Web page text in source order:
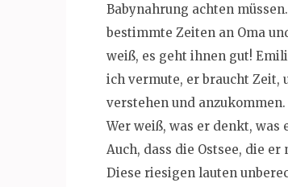
Babynahrung achten
bestimmte Zeiten an Oma
weiß, es geht ihnen gut!
ich vermute, er braucht Zeit,
verstehen und anzukommen.
Wer weiß, was er denkt,
Auch, dass die Ostsee, die
Diese riesigen lauten